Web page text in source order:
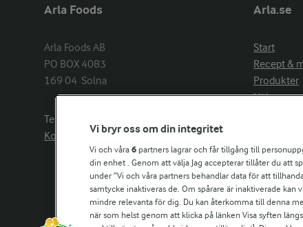
Arla Foods
Arla Foods AB
PO BOX 4083
169 04  Solna
Telefon:
Kontakta oss
Arla.se
Start
Recept &
Produkter
Hälsa
Aktuellt
Om Arla
Nyheter &
Jobb &
Kontakta
Vi bryr oss om din integritet
Vi och våra 6 partners lagrar och får tillgång till
din enhet . Genom att välja Jag accepterar tillåter du att
under ”Vi och våra partners behandlar data för att
samtycke inaktiveras de. Om spårare är inaktiverade kan
mindre relevanta för dig. Du kan återkomma till denna
när som helst genom att klicka på länken Visa syften